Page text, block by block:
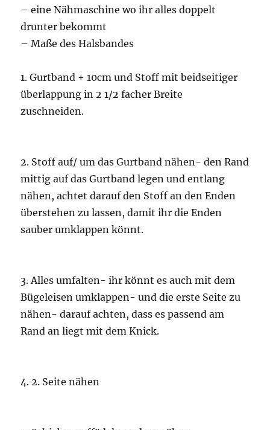
– eine Nähmaschine wo ihr alles doppelt
drunter bekommt
– Maße des Halsbandes
1. Gurtband + 10cm und Stoff mit beidseitiger
überlappung in 2 1/2 facher Breite
zuschneiden.
2. Stoff auf/ um das Gurtband nähen- den Rand
mittig auf das Gurtband legen und entlang
nähen, achtet darauf den Stoff an den Enden
überstehen zu lassen, damit ihr die Enden
sauber umklappen könnt.
3. Alles umfalten- ihr könnt es auch mit dem
Bügeleisen umklappen- und die erste Seite zu
nähen- darauf achten, dass es passend am
Rand an liegt mit dem Knick.
4. 2. Seite nähen